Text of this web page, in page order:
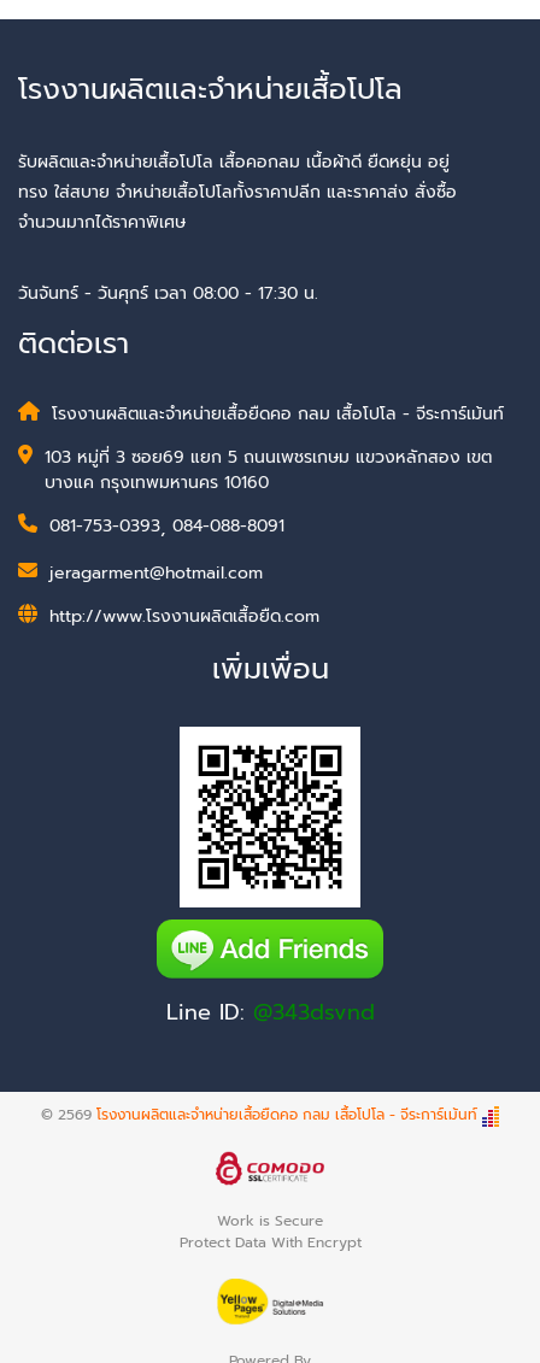
โรงงานผลิตและจำหน่ายเสื้อโปโล
รับผลิตและจำหน่ายเสื้อโปโล เสื้อคอกลม เนื้อผ้าดี ยืดหยุ่น อยู่
ทรง ใส่สบาย จำหน่ายเสื้อโปโลทั้งราคาปลีก และราคาส่ง สั่งซื้อ
จำนวนมากได้ราคาพิเศษ
วันจันทร์ - วันศุกร์ เวลา 08:00 - 17:30 น.
ติดต่อเรา
โรงงานผลิตและจำหน่ายเสื้อยืดคอ กลม เสื้อโปโล - จีระการ์เม้นท์
103 หมู่ที่ 3 ซอย69 แยก 5 ถนนเพชรเกษม แขวงหลักสอง เขต
บางแค กรุงเทพมหานคร 10160
081-753-0393, 084-088-8091
jeragarment@hotmail.com
http://www.โรงงานผลิตเสื้อยืด.com
เพิ่มเพื่อน
Line ID: @343dsvnd
© 2569 โรงงานผลิตและจำหน่ายเสื้อยืดคอ กลม เสื้อโปโล - จีระการ์เม้นท์
Work is Secure
Protect Data With Encrypt